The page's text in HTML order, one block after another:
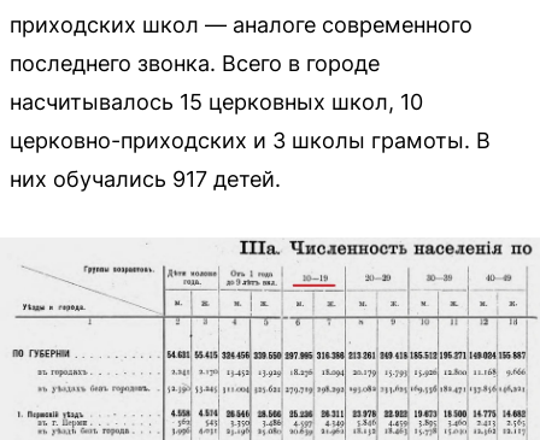
приходских школ — аналоге современного
последнего звонка. Всего в городе
насчитывалось 15 церковных школ, 10
церковно-приходских и 3 школы грамоты. В
них обучались 917 детей.